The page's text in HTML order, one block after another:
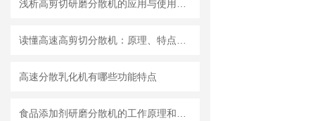
高速分散乳化机有哪些功能特点